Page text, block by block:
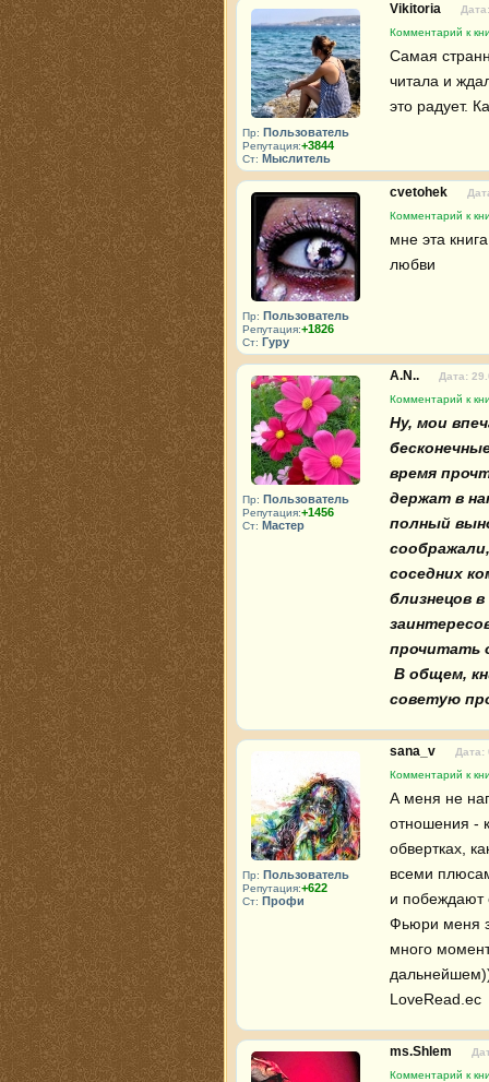
Пр: Пользователь
Репутация:+3844
Ст: Мыслитель
Vikitoria
Комментарий к
Самая
читала и
это радует.
Пр: Пользователь
Репутация:+1826
Ст: Гуру
cvetohek
Комментарий к
мне эта
любви
Пр: Пользователь
Репутация:+1456
Ст: Мастер
A.N..
Дата:
Комментарий к
Ну, мои
время
держат в
полный
соседних
близнецов
прочитать
советую
Пр: Пользователь
Репутация:+622
Ст: Профи
sana_v
Дата:
Комментарий к
А меня не
отношения -
обвертках,
всеми
и побеждают
Фьюри меня
много
LoveRead.ec
ms.Shlem
Комментарий к